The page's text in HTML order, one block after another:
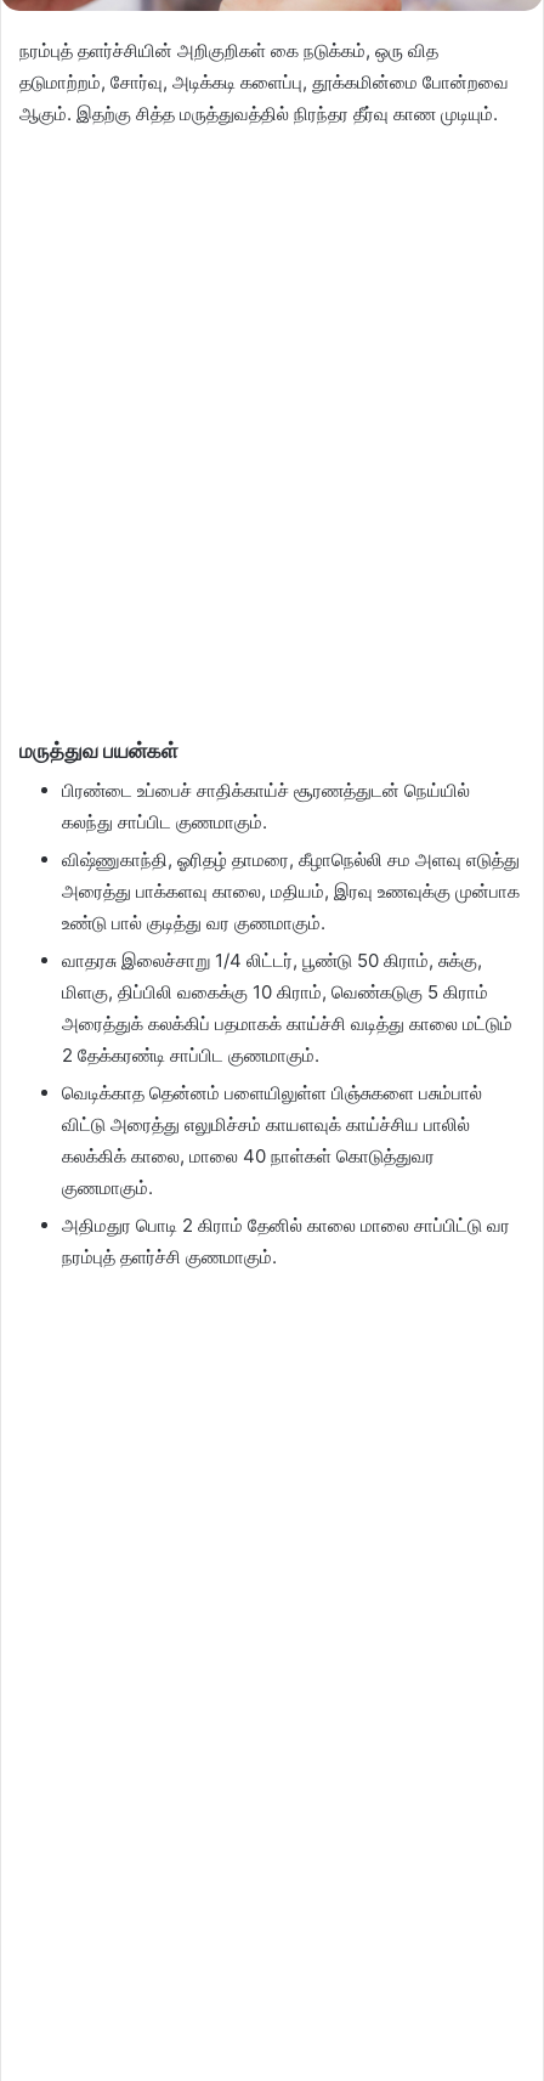
நரம்புத் தளர்ச்சியின் அறிகுறிகள் கை நடுக்கம், ஒரு வித
தடுமாற்றம், சோர்வு, அடிக்கடி களைப்பு, தூக்கமின்மை போன்றவை
ஆகும். இதற்கு சித்த மருத்துவத்தில் நிரந்தர தீர்வு காண முடியும்.
மருத்துவ பயன்கள்
பிரண்டை உப்பைச் சாதிக்காய்ச் சூரணத்துடன் நெய்யில்
கலந்து சாப்பிட குணமாகும்.
விஷ்ணுகாந்தி, ஓரிதழ் தாமரை, கீழாநெல்லி சம அளவு எடுத்து
அரைத்து பாக்களவு காலை, மதியம், இரவு உணவுக்கு முன்பாக
உண்டு பால் குடித்து வர குணமாகும்.
வாதரசு இலைச்சாறு 1/4 லிட்டர், பூண்டு 50 கிராம், சுக்கு,
மிளகு, திப்பிலி வகைக்கு 10 கிராம், வெண்கடுகு 5 கிராம்
அரைத்துக் கலக்கிப் பதமாகக் காய்ச்சி வடித்து காலை மட்டும்
2 தேக்கரண்டி சாப்பிட குணமாகும்.
வெடிக்காத தென்னம் பளையிலுள்ள பிஞ்சுகளை பசும்பால்
விட்டு அரைத்து எலுமிச்சம் காயளவுக் காய்ச்சிய பாலில்
கலக்கிக் காலை, மாலை 40 நாள்கள் கொடுத்துவர
குணமாகும்.
அதிமதுர பொடி 2 கிராம் தேனில் காலை மாலை சாப்பிட்டு வர
நரம்புத் தளர்ச்சி குணமாகும்.